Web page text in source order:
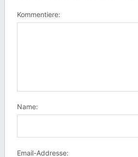
Kommentiere:
Name:
Email-Addresse: